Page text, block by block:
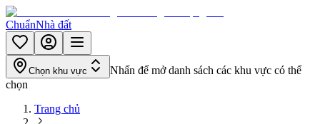
ChuẩnNhà đất
Chọn khu vực
Nhấn để mở danh sách các khu vực có thể
chọn
Trang chủ